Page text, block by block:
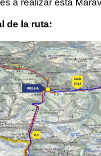
a realizar esta
de la ruta: